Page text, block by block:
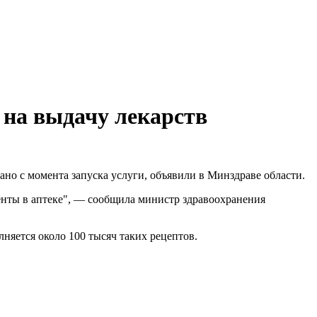
выдачу лекарств
с момента запуска услуги, объявили в Минздраве области.
в аптеке", — сообщила министр здравоохранения
около 100 тысяч таких рецептов.